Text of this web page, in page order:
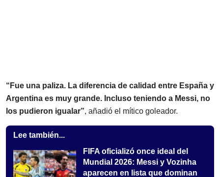
“Fue una paliza. La diferencia de calidad entre España y
Argentina es muy grande. Incluso teniendo a Messi, no
los pudieron igualar”, añadió el mítico goleador.
Lee también...
FIFA oficializó once ideal del
Mundial 2026: Messi y Vozinha
aparecen en lista que dominan